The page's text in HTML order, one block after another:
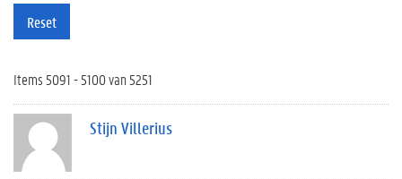
Reset
Items 5091 - 5100 van 5251
Stijn Villerius